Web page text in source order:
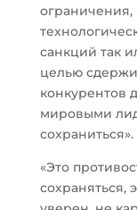
ограничения,
санкций так
целью
конкурентов
мировыми
сохраниться».
«Это
сохраняться,